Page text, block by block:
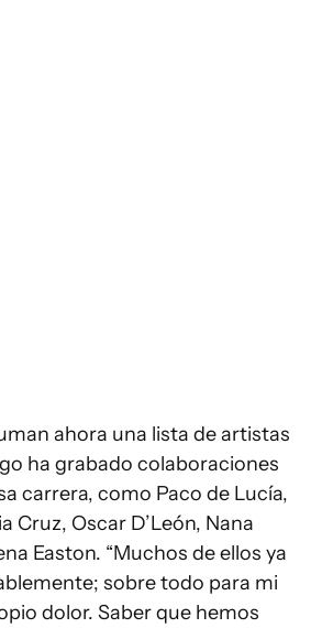
ahora una lista de artistas
ha grabado colaboraciones
carrera, como Paco de Lucía,
Cruz, Oscar D’León, Nana
Easton. “Muchos de ellos ya
sobre todo para mi
dolor. Saber que hemos